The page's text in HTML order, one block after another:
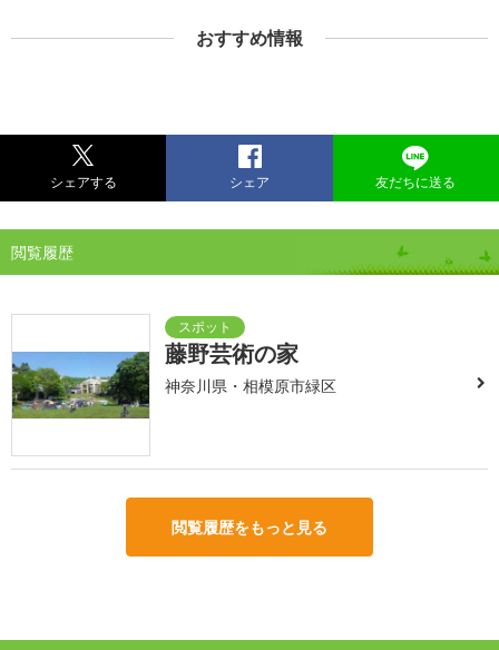
おすすめ情報
シェアする シェア 友だちに送る
閲覧履歴
藤野芸術の家
神奈川県・相模原市緑区
閲覧履歴をもっと見る